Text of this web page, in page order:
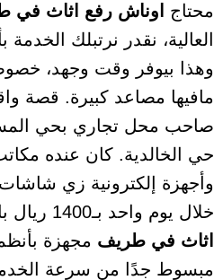
محتاج
اوناش رفع اثاث في
وهذا بيوفر وقت وجهد،
مافيها مصاعد كبيرة. قصة
صاحب محل تجاري بحي
حي الخالدية. كان عنده
وأجهزة إلكترونية زي شاشات
خلال يوم واحد بـ1400 ريال باستخدام
اثاث في طريف مجهزة
مبسوط جدًا من سرعة